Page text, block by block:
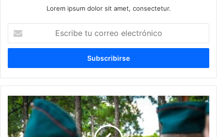
Lorem ipsum dolor sit amet, consectetur.
correo